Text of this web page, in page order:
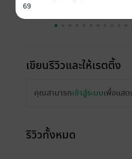
เขียนรีวิวและให้เรตติ้ง
คุณสามารถเข้าสู่ระบบเพื่อแส
รีวิวทั้งหมด
69